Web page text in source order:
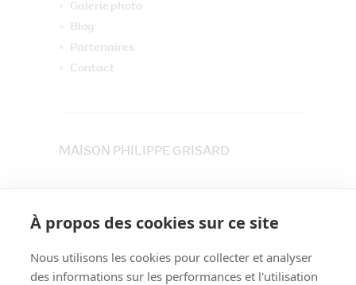
À propos des cookies sur ce site
Nous utilisons les cookies pour collecter et analyser
des informations sur les performances et l'utilisation
Galerie photo
Blog
Partenaires
Contact
MAISON PHILIPPE GRISARD
Tél. 04 79 84 30 91